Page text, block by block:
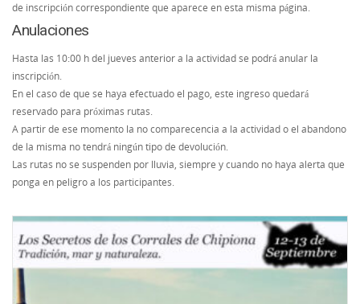
de inscripción correspondiente que aparece en esta misma página.
Anulaciones
Hasta las 10:00 h del jueves anterior a la actividad se podrá anular la
inscripción.
En el caso de que se haya efectuado el pago, este ingreso quedará
reservado para próximas rutas.
A partir de ese momento la no comparecencia a la actividad o el abandono
de la misma no tendrá ningún tipo de devolución.
Las rutas no se suspenden por lluvia, siempre y cuando no haya alerta que
ponga en peligro a los participantes.